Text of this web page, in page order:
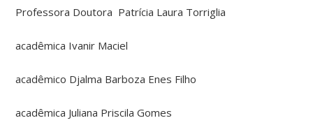
Professora Doutora Patrícia Laura Torriglia
acadêmica Ivanir Maciel
acadêmico Djalma Barboza Enes Filho
acadêmica Juliana Priscila Gomes